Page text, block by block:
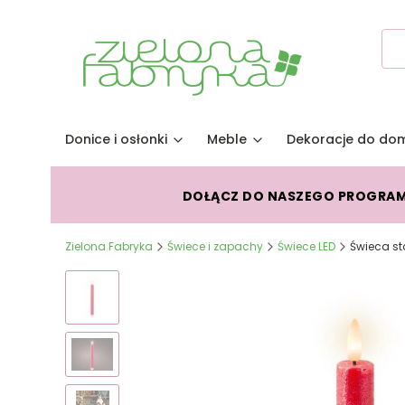
Donice i osłonki Meble Dekoracje do
DOŁĄCZ DO NASZEGO
Zielona Fabryka Świece i zapachy Świece LED Świeca